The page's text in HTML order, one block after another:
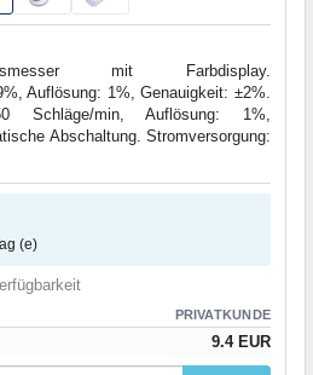
mit Farbdisplay.
Auflösung: 1%, Genauigkeit: ±2%.
Schläge/min, Auflösung: 1%,
Abschaltung. Stromversorgung:
(e)
PRIVATKUNDE
9.4 EUR